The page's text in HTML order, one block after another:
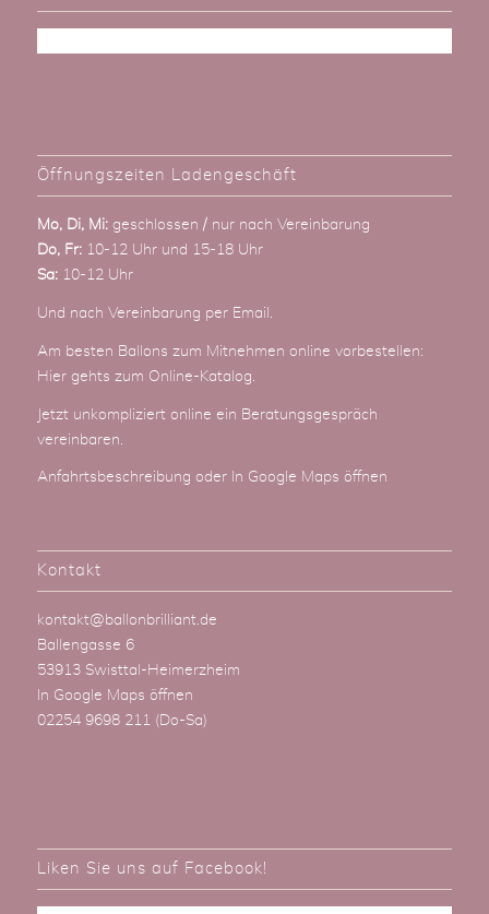
Öffnungszeiten Ladengeschäft
Mo, Di, Mi:geschlossen / nur nach Vereinbarung
Do, Fr:10-12 Uhr und 15-18 Uhr
Sa:10-12 Uhr
Und nach Vereinbarung per Email
Am besten Ballons zum Mitnehmen online vorbestellen:
Hier gehts zum Online-Katalog
Jetzt unkompliziert online ein Beratungsgespräch
vereinbaren.
Anfahrtsbeschreibung oder In Google Maps öffnen
Kontakt
kontakt@ballonbrilliant.de
Ballengasse 6
53913 Swisttal-Heimerzheim
In Google Maps öffnen
02254 9698 211 (Do-Sa)
Liken Sie uns auf Facebook!